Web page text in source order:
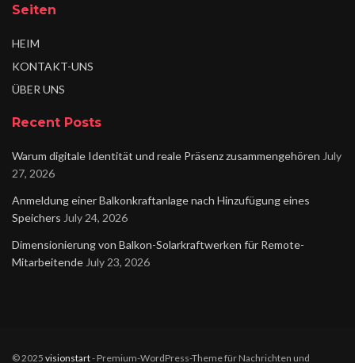
Seiten
HEIM
KONTAKT-UNS
ÜBER UNS
Recent Posts
Warum digitale Identität und reale Präsenz zusammengehören July
27, 2026
Anmeldung einer Balkonkraftanlage nach Hinzufügung eines
Speichers July 24, 2026
Dimensionierung von Balkon-Solarkraftwerken für Remote-
Mitarbeitende July 23, 2026
© 2025 visionstart- Premium-WordPress-Theme für Nachrichten und